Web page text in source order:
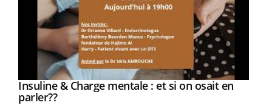
Youtube
Insuline & Charge mentale : et si on osait en
parler??Youtube